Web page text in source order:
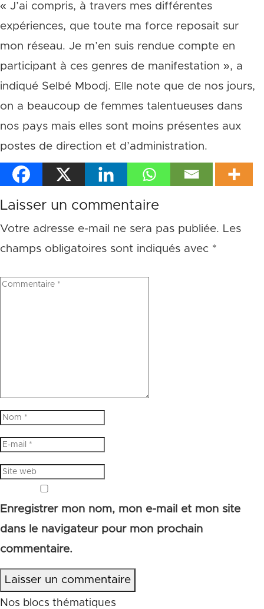
« J’ai compris, à travers mes différentes
expériences, que toute ma force reposait sur
mon réseau. Je m’en suis rendue compte en
participant à ces genres de manifestation », a
indiqué Selbé Mbodj. Elle note que de nos jours,
on a beaucoup de femmes talentueuses dans
nos pays mais elles sont moins présentes aux
postes de direction et d’administration.
Laisser un commentaire
Votre adresse e-mail ne sera pas publiée. Les
champs obligatoires sont indiqués avec *
Enregistrer mon nom, mon e-mail et mon site
dans le navigateur pour mon prochain
commentaire.
Laisser un commentaire
Nos blocs thématiques